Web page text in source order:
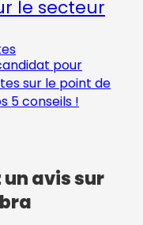
le secteur
pour
sur le point de
5 conseils !
avis sur